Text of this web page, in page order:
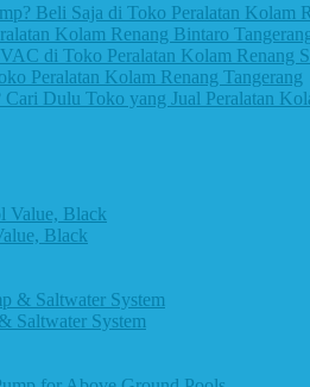
Beli Saja di Toko Peralatan Kolam
Kolam Renang Bintaro
di Toko Peralatan Kolam Renang
Peralatan Kolam Renang Tangerang
Dulu Toko yang Jual Peralatan
Black
Saltwater System